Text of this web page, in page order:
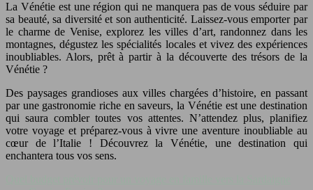
La Vénétie est une région qui ne manquera pas de vous séduire par
sa beauté, sa diversité et son authenticité. Laissez-vous emporter par
le charme de Venise, explorez les villes d’art, randonnez dans les
montagnes, dégustez les spécialités locales et vivez des expériences
inoubliables. Alors, prêt à partir à la découverte des trésors de la
Vénétie ?
Des paysages grandioses aux villes chargées d’histoire, en passant
par une gastronomie riche en saveurs, la Vénétie est une destination
qui saura combler toutes vos attentes. N’attendez plus, planifiez
votre voyage et préparez-vous à vivre une aventure inoubliable au
cœur de l’Italie ! Découvrez la Vénétie, une destination qui
enchantera tous vos sens.